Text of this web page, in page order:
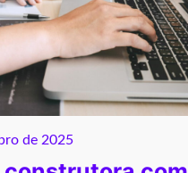
de 2025